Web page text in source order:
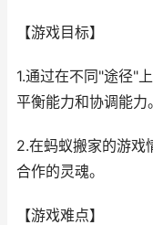
【游戏目标】
1.通过在不同"途径"
平衡能力和协调能力。
2.在蚂蚁搬家的游戏
合作的灵魂。
【游戏难点】